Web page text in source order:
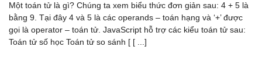
Một toán tử là gì? Chúng ta xem biểu thức đơn giản sau: 4 + 5 là
bằng 9. Tại đây 4 và 5 là các operands – toán hạng và ‘+’ được
gọi là operator – toán tử. JavaScript hỗ trợ các kiểu toán tử sau:
Toán tử số học Toán tử so sánh [ [ ...]